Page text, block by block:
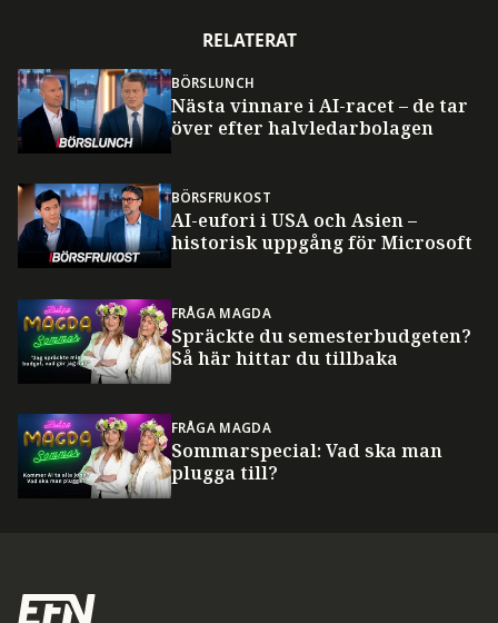
RELATERAT
BÖRSLUNCH
Nästa vinnare i AI-racet – de tar
över efter halvledarbolagen
BÖRSFRUKOST
AI-eufori i USA och Asien –
historisk uppgång för Microsoft
FRÅGA MAGDA
Spräckte du semesterbudgeten?
Så här hittar du tillbaka
FRÅGA MAGDA
Sommarspecial: Vad ska man
plugga till?